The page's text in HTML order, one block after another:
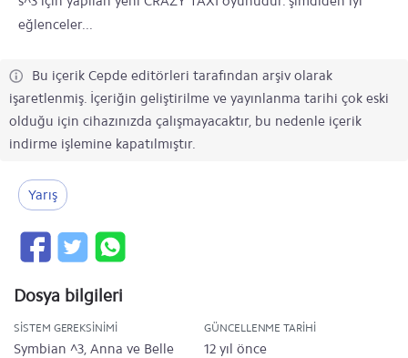
eğlenceler...
Bu içerik Cepde editörleri tarafından arşiv olarak
işaretlenmiş. İçeriğin geliştirilme ve yayınlanma tarihi çok eski
olduğu için cihazınızda çalışmayacaktır, bu nedenle içerik
indirme işlemine kapatılmıştır.
Yarış
Dosya bilgileri
SISTEM GEREKSINIMI
Symbian ^3, Anna ve Belle
GÜNCELLENME TARIHI
12 yıl önce